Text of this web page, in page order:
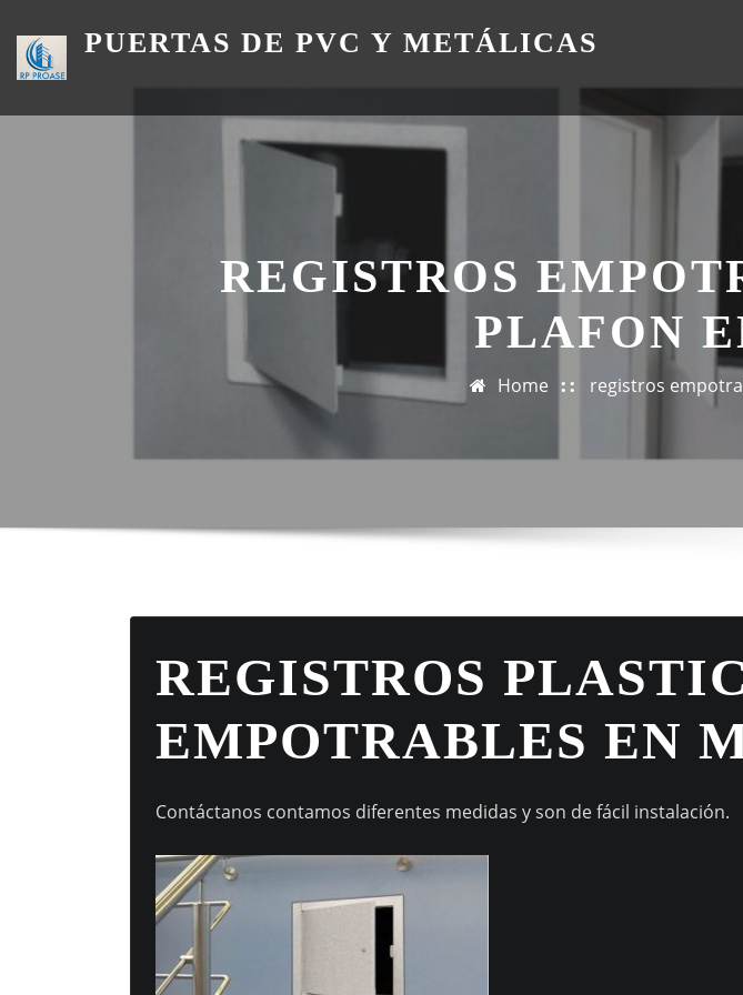
content
PUERTAS DE PVC Y METÁLICAS
REGISTROS
PLAFON
Home registros
REGISTROS
EMPOTRABLES EN
Contáctanos contamos diferentes medidas y son de fácil instalación.